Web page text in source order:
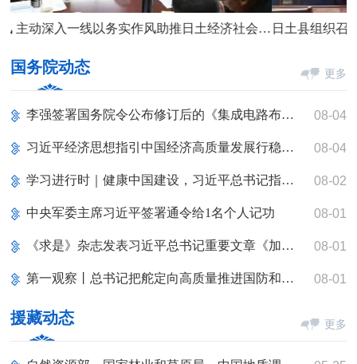
大兴调研之风 主动深入一线以务实作风助推日土经济社会高质量发展日土县组织召开2023年法治政府建设工作领导小组会
国务院动态 更多
李强签署国务院令公布修订后的《集成电路布图设计保护条例》 08-04
习近平经济思想指引中国经济高质量发展行稳致远 08-04
学习进行时｜健康中国建设，习近平总书记指明科学方法论 08-02
中央军委主席习近平签署通令给1名个人记功 08-01
《求是》杂志发表习近平总书记重要文章《加快建设健康中国》 08-01
第一观察丨总书记把舵定向高质量推进国防和军队现代化 08-01
援藏动态 更多